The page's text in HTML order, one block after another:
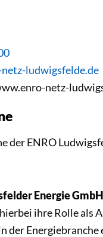
ludwigsfelde.de
netz-
der ENRO
Energie GmbH
ihre Rolle als
der